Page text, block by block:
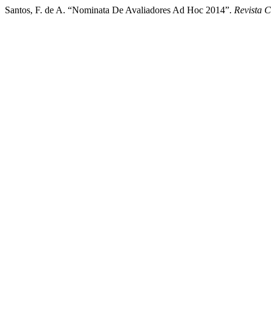
Santos, F. de A. “Nominata De Avaliadores Ad Hoc 2014”. Revista